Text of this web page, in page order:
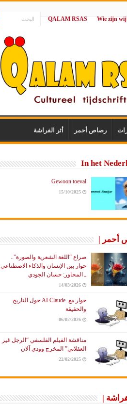
|
QALAM RSAS
رصاص أحمر أثر الفراشة
In het
Gewoon toeval
15/10/2025
أحمر |
صراع “اللغة الشعرية والصورة”..
حوار بين الإنسان والذكاء الاصطناعي
ـ المحاور: حسان الجودي
14/03/2026
حوار مع AI Claude حول التاريخ
والحقيقة
06/02/2026
مناقشة الفيلم الفلسفي “الرجل غير
العقلاني” المخرج وودي آلان
22/02/2025
|